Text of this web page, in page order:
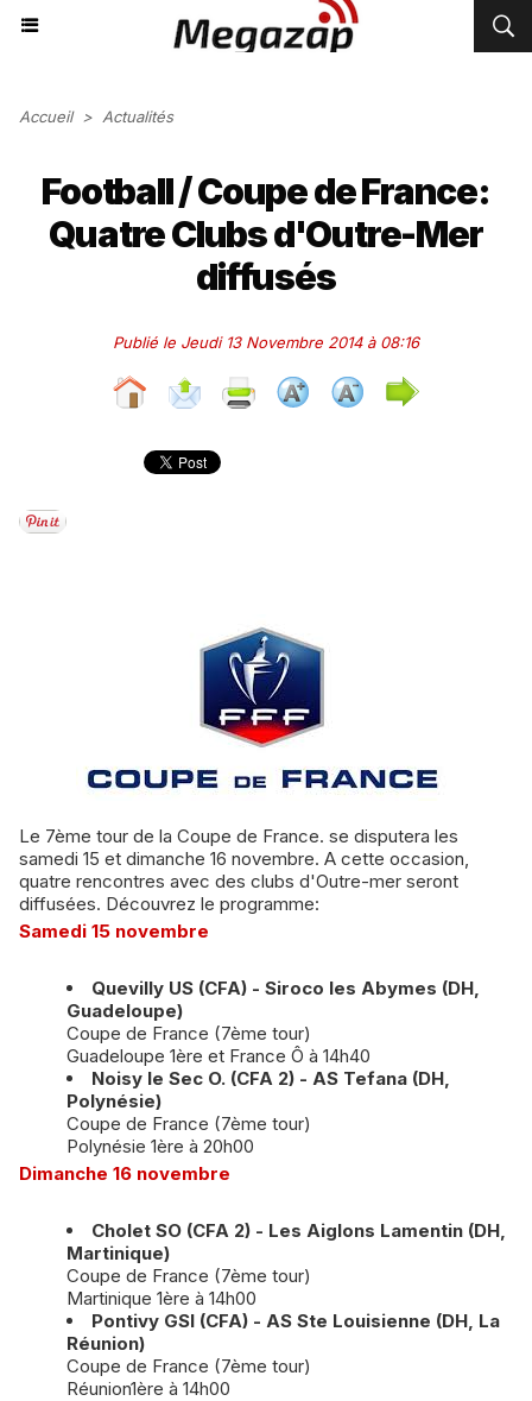
Accueil > Actualités
Football / Coupe de France:
Quatre Clubs d'Outre-Mer
diffusés
Publié le Jeudi 13 Novembre 2014 à 08:16
Le 7ème tour de la Coupe de France. se disputera les
samedi 15 et dimanche 16 novembre. A cette occasion,
quatre rencontres avec des clubs d'Outre-mer seront
diffusées. Découvrez le programme:
Samedi 15 novembre
Quevilly US (CFA) - Siroco les Abymes (DH,
Guadeloupe)
Coupe de France (7ème tour)
Guadeloupe 1ère et France Ô à 14h40
Noisy le Sec O. (CFA 2) - AS Tefana (DH,
Polynésie)
Coupe de France (7ème tour)
Polynésie 1ère à 20h00
Dimanche 16 novembre
Cholet SO (CFA 2) - Les Aiglons Lamentin (DH,
Martinique)
Coupe de France (7ème tour)
Martinique 1ère à 14h00
Pontivy GSI (CFA) - AS Ste Louisienne (DH, La
Réunion)
Coupe de France (7ème tour)
Réunion1ère à 14h00